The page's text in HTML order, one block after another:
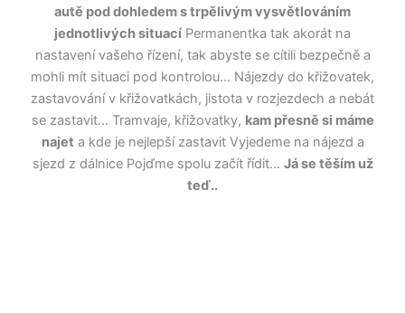
autě pod dohledem s trpělivým vysvětlováním
jednotlivých situací Permanentka tak akorát na
nastavení vašeho řízení, tak abyste se cítili bezpečně a
mohli mít situaci pod kontrolou… Nájezdy do křižovatek,
zastavování v křižovatkách, jistota v rozjezdech a nebát
se zastavit… Tramvaje, křižovatky, kam přesně si máme
najet a kde je nejlepší zastavit Vyjedeme na nájezd a
sjezd z dálnice Pojďme spolu začít řídit… Já se těším už
teď..